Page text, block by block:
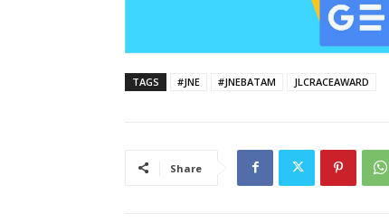
TAGS #JNE #JNEBATAM JLCRACEAWARD
Share